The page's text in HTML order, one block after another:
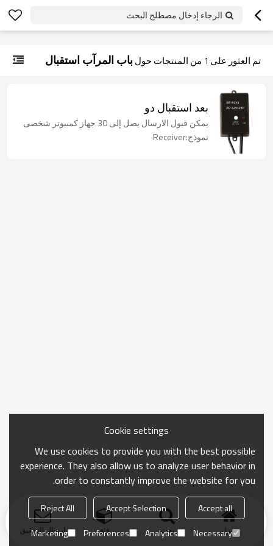
googlea70fe95786458a77.html
الرجاء إدخال مصطلح البحث
تم العثور على 1 من المنتجات حولباب المرآب استقبال
بعد استقبال دو
يمكن قبول الارسال يصل إلى 30 جهاز كمبيوتر شخصى
نموذج:Receiver
منزل بحث فئة ارسال التحقيق
Cookie settings
We use cookies to provide you with the best possible
experience. They also allow us to analyze user behavior in
order to constantly improve the website for you.
Accept all
Accept Selection
Reject All
Necessary
Analytics
Preferences
Marketing